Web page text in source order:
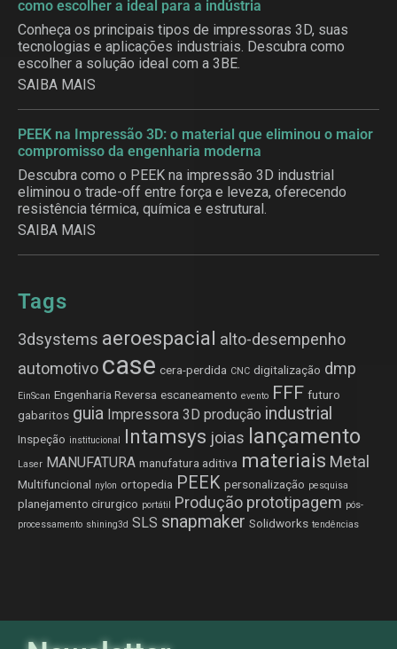
como escolher a ideal para a indústria
Conheça os principais tipos de impressoras 3D, suas
tecnologias e aplicações industriais. Descubra como
escolher a solução ideal com a 3BE.
SAIBA MAIS
PEEK na Impressão 3D: o material que eliminou o maior
compromisso da engenharia moderna
Descubra como o PEEK na impressão 3D industrial
eliminou o trade-off entre força e leveza, oferecendo
resistência térmica, química e estrutural.
SAIBA MAIS
Tags
3dsystems aeroespacial alto-desempenho
automotivo case cera-perdida CNC digitalização dmp
EinScan Engenharia Reversa escaneamento evento FFF futuro
gabaritos guia Impressora 3D produção industrial
Inspeção institucional Intamsys joias lançamento
Laser MANUFATURA manufatura aditiva materiais Metal
Multifuncional nylon ortopedia PEEK personalização pesquisa
planejamento cirurgico portátil Produção prototipagem pós-
processamento shining3d SLS snapmaker Solidworks tendências